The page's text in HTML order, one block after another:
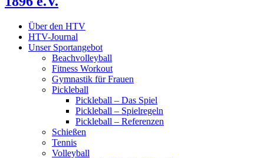
Über den HTV
HTV-Journal
Unser Sportangebot
Beachvolleyball
Fitness Workout
Gymnastik für Frauen
Pickleball
Pickleball – Das Spiel
Pickleball – Spielregeln
Pickleball – Referenzen
Schießen
Tennis
Volleyball